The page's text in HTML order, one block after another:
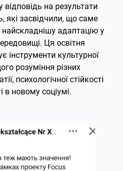
відповідь на результати
які засвідчили, що саме
адаптацію у
Ця освітня
інструменти культурної
розуміння різних
психологічної стійкості
в новому соціумі.